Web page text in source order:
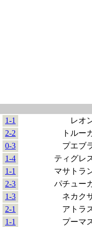
1-1
レオ
2-2
トルー
0-3
プエブ
1-4
ティグレ
1-1
マサトラ
2-3
パチュー
1-3
ネカク
2-1
アトラ
1-1 プーマ